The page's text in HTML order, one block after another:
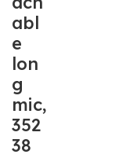
abl
e
lon
g
mic,
352
38